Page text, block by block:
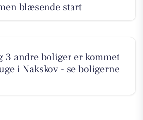
blæsende start
3 andre boliger er kommet
i Nakskov - se boligerne